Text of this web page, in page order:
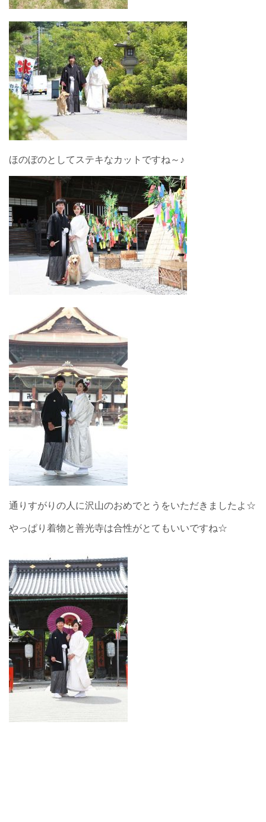
ほのぼのとしてステキなカットですね～♪
通りすがりの人に沢山のおめでとうをいただきましたよ☆
やっぱり着物と善光寺は合性がとてもいいですね☆